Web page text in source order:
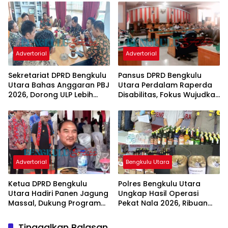
Penyangga
Advertorial
Sekretariat DPRD Bengkulu
Utara Bahas Anggaran PBJ
2026, Dorong ULP Lebih
Advertorial
Pansus DPRD Bengkulu
Utara Perdalam Raperda
Disabilitas, Fokus Wujudkan
Advertorial
Ketua DPRD Bengkulu
Utara Hadiri Panen Jagung
Massal, Dukung Program
Bengkulu Utara
Polres Bengkulu Utara
Ungkap Hasil Operasi
Pekat Nala 2026, Ribuan